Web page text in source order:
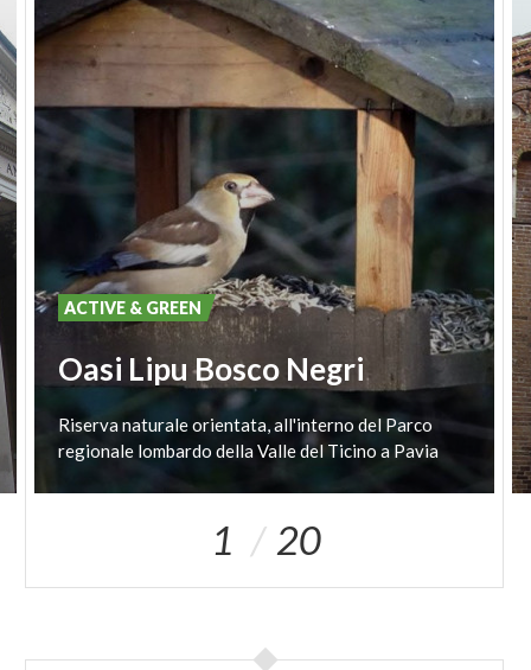
Oasi Lipu Bosco Negri
Riservanaturaleorientata,all'interno del Parco
regionale lombardo dellaValledel Ticino a Pavia
ACTIVE & GREEN
1 20